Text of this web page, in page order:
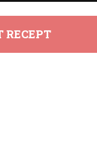
RECEPT